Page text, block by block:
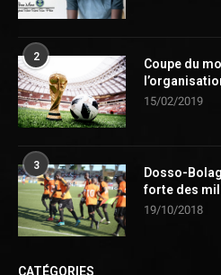
2
Coupe du
15/02/2019
3
Dosso-
forte des
19/10/2018
CATÉGORIES